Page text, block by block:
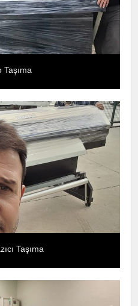
Taşıma
Taşıma